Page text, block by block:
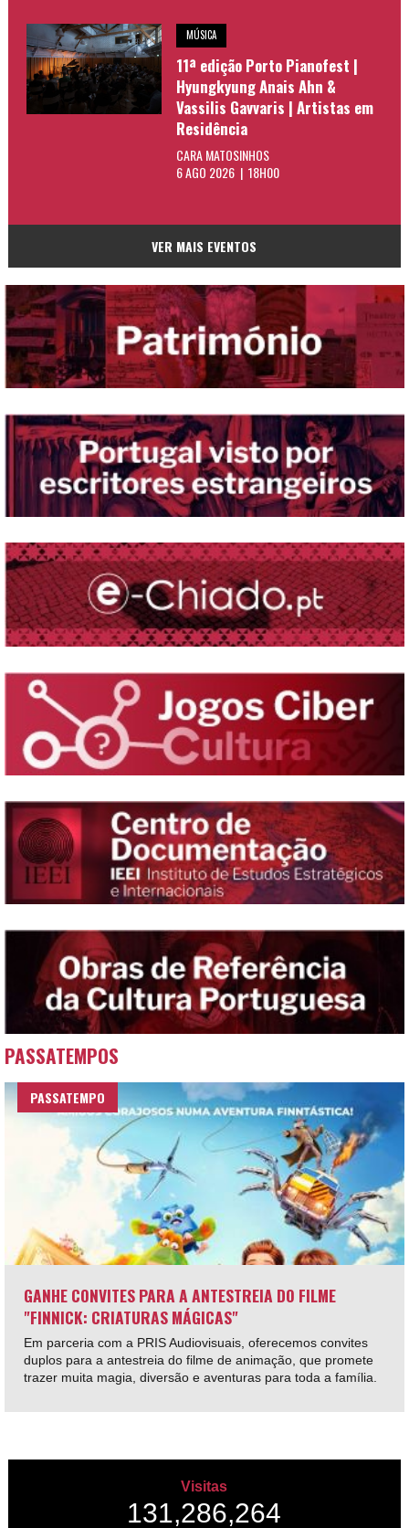
MÚSICA
11ª edição Porto Pianofest |
Hyungkyung Anais Ahn &
Vassilis Gavvaris | Artistas em
Residência
CARA MATOSINHOS
6 AGO 2026 | 18H00
VER MAIS EVENTOS
PASSATEMPOS
PASSATEMPO
GANHE CONVITES PARA A ANTESTREIA DO FILME
"FINNICK: CRIATURAS MÁGICAS"
Em parceria com a PRIS Audiovisuais, oferecemos convites
duplos para a antestreia do filme de animação, que promete
trazer muita magia, diversão e aventuras para toda a família.
Visitas
131,286,264